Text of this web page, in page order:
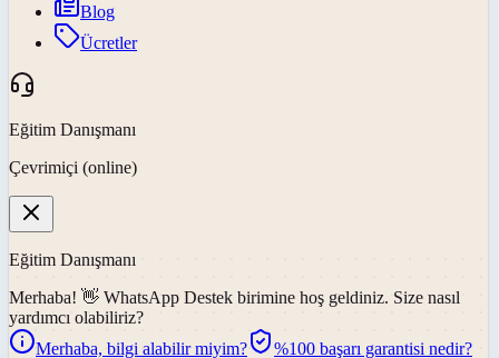
Blog
Ücretler
Eğitim Danışmanı
Çevrimiçi (online)
Eğitim Danışmanı
Merhaba! 👋 WhatsApp Destek birimine hoş geldiniz. Size nasıl
yardımcı olabiliriz?
Merhaba, bilgi alabilir miyim?
%100 başarı garantisi nedir?